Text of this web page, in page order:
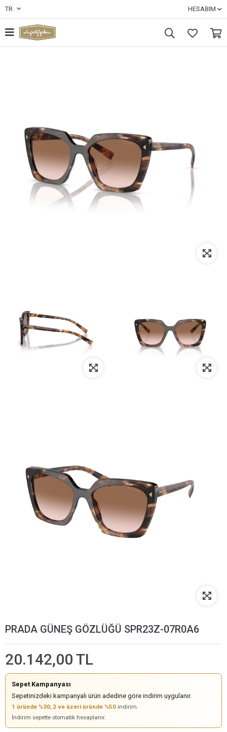
TR HESABIM
PRADA GÜNEŞ GÖZLÜĞÜ SPR23Z-07R0A6
20.142,00 TL
Sepet Kampanyası
Sepetinizdeki kampanyalı ürün adedine göre indirim uygulanır.
1 üründe %30, 2 ve üzeri üründe %50 indirim.
İndirim sepette otomatik hesaplanır.